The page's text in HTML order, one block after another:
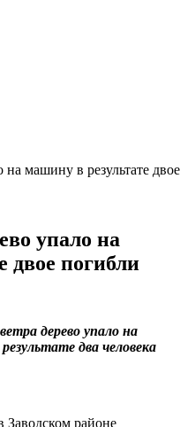
упало на
двое погибли
дерево упало на
два человека
Заводском районе